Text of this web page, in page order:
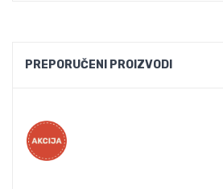
PREPORUČENI PROIZVODI